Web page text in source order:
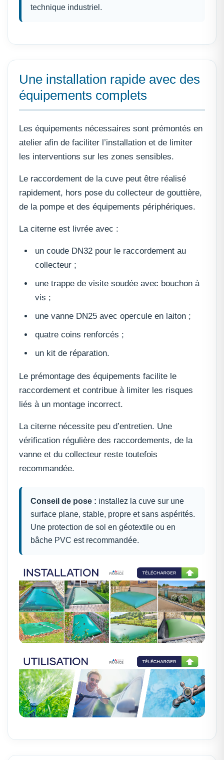
technique industriel.
Une installation rapide avec des
équipements complets
Les équipements nécessaires sont prémontés en
atelier afin de faciliter l’installation et de limiter
les interventions sur les zones sensibles.
Le raccordement de la cuve peut être réalisé
rapidement, hors pose du collecteur de gouttière,
de la pompe et des équipements périphériques.
La citerne est livrée avec :
un coude DN32 pour le raccordement au
collecteur ;
une trappe de visite soudée avec bouchon à
vis ;
une vanne DN25 avec opercule en laiton ;
quatre coins renforcés ;
un kit de réparation.
Le prémontage des équipements facilite le
raccordement et contribue à limiter les risques
liés à un montage incorrect.
La citerne nécessite peu d’entretien. Une
vérification régulière des raccordements, de la
vanne et du collecteur reste toutefois
recommandée.
Conseil de pose : installez la cuve sur une
surface plane, stable, propre et sans aspérités.
Une protection de sol en géotextile ou en
bâche PVC est recommandée.